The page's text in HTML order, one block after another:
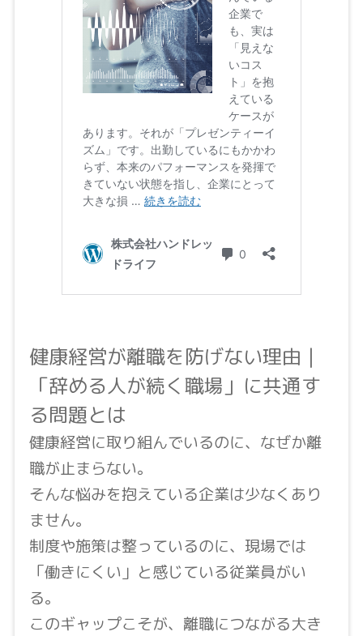
健康経営が離職を防げない理由｜
「辞める人が続く職場」に共通す
る問題とは
健康経営に取り組んでいるのに、なぜか離
職が止まらない。
そんな悩みを抱えている企業は少なくあり
ません。
制度や施策は整っているのに、現場では
「働きにくい」と感じている従業員がい
る。
このギャップこそが、離職につながる大き